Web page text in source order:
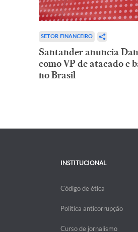
SETOR FINANCEIRO
Santander anuncia
como VP de atacado e
no Brasil
INSTITUCIONAL
Código de ética
Politica anticorrupção
Curso de jornalismo